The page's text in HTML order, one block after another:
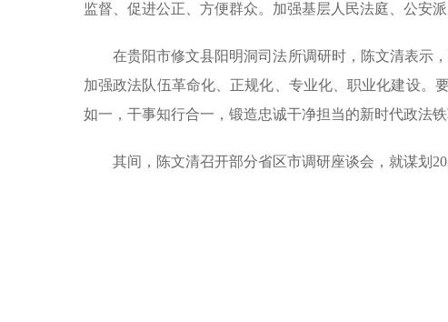
监督、促进公正、方便群众。加强基层人民法庭、公安
在贵阳市修文县阳明洞司法所调研时，陈文清表示
加强政法队伍革命化、正规化、专业化、职业化建设。
如一，干事知行合一，锻造忠诚干净担当的新时代政法铁
其间，陈文清召开部分省区市调研座谈会，就谋划